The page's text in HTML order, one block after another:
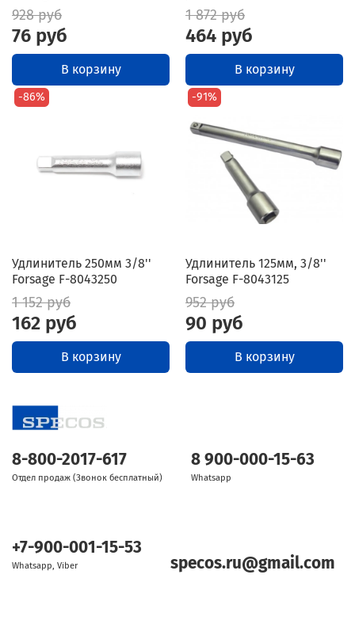
928 руб
76 руб
В корзину
1 872 руб
464 руб
В корзину
-86%
Удлинитель 250мм 3/8''
Forsage F-8043250
1 152 руб
162 руб
В корзину
-91%
Удлинитель 125мм, 3/8''
Forsage F-8043125
952 руб
90 руб
В корзину
8-800-2017-617
Отдел продаж (Звонок бесплатный)
8 900-000-15-63
Whatsapp
+7-900-001-15-53
Whatsapp, Viber specos.ru@gmail.com